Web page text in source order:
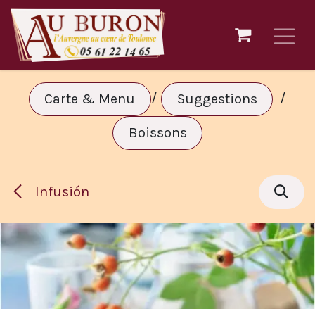
Ir al contenido
Carte & Menu / Suggestions /
Boissons
Infusión